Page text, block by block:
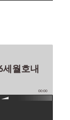
월호내
00:00